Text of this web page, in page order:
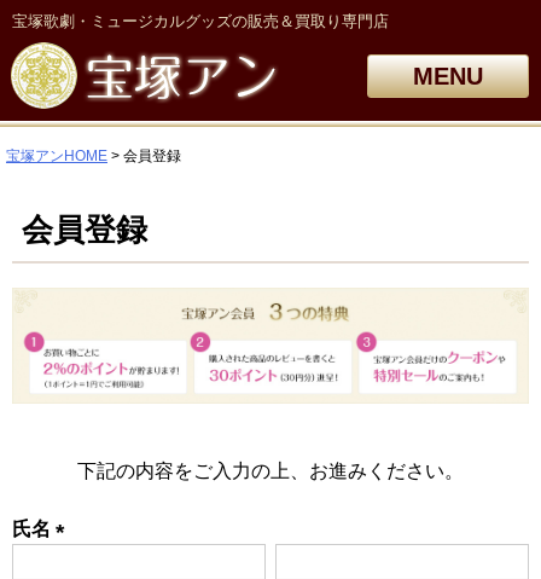
宝塚歌劇・ミュージカルグッズの販売＆買取り専門店
MENU
宝塚アンHOME 会員登録
会員登録
下記の内容をご入力の上、お進みください。
氏名